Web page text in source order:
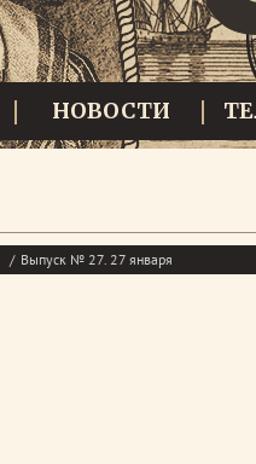
НОВОСТИ
Выпуск № 27. 27 января